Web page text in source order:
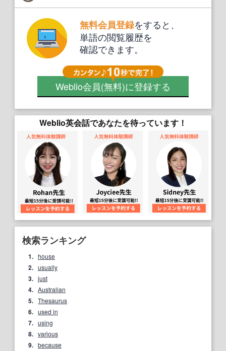
無料会員登録をすると、
単語の閲覧履歴を
確認できます。
Weblio会員(無料)に登録する
Weblio英会話であなたを待っています！
検索ランキング
1. house
2. usually
3. just
4. Australian
5. Thesaurus
6. used in
7. using
8. various
9. because